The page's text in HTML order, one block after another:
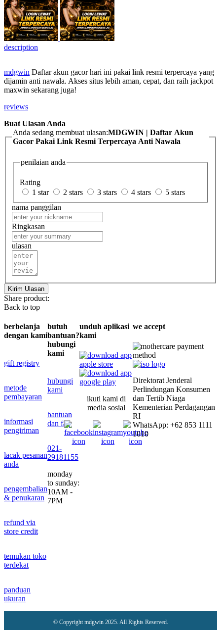
description
mdgwin Daftar akun gacor hari ini pakai link resmi terpercaya yang
dijamin anti nawala. Akses situs lebih aman, cepat, dan raih jackpot
maxwin sekarang juga!
reviews
Buat Ulasan Anda
Anda sedang membuat ulasan:MDGWIN | Daftar Akun
Gacor Pakai Link Resmi Terpercaya Anti Nawala
penilaian anda
Rating
1 star
2 stars 3 stars 4 stars
5 stars
nama panggilan
Ringkasan
ulasan
Kirim Ulasan
Share product:
Back to top
berbelanja
dengan kami
gift registry
metode
pembayaran
informasi
pengiriman
lacak pesanan
anda
pengembalian
& penukaran
refund via
store credit
temukan toko
terdekat
panduan
ukuran
butuh
bantuan?
hubungi
kami
hubungi
kami
bantuan
dan faq
021-
29181155
monday
to sunday:
10AM -
7PM
unduh aplikasi
kami
ikuti kami di
media sosial
we accept
Direktorat Jenderal
Perlindungan Konsumen
dan Tertib Niaga
Kementerian Perdagangan
RI
WhatsApp: +62 853 1111
1010
© Copyright mdgwin 2025. All Rights Reserved.